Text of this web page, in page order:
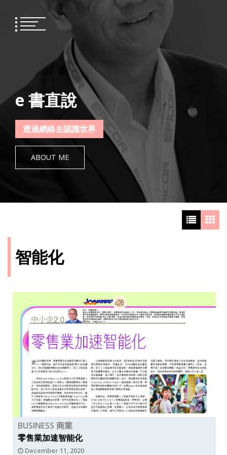
content
e 書直說
透過網絡去認識世界
ABOUT ME
智能化
BUSINESS 商業
零售業加速智能化
December 11, 2020